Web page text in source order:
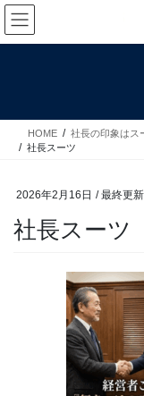
コ
ン
テ
ス
ナ
ビ
ゲ
ン
HOME
社長の印象はス
社長スーツ
2026年2月16日 / 最終更
社長スーツ